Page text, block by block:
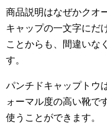
商品説明はなぜかクオ
キャップの一文字にだ
ことからも、間違いな
す。
パンチドキャップトウ
ォーマル度の高い靴で
使うことができます。